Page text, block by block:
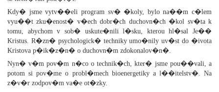
Kdy� jsme vytv��eli program sv� �koly, bylo na��m c�lem
vyu��t zku�enost� v�ech dobr�ch duchovn�ch �kol sv�ta k
tomu, abychom v sob� uskute�nili l�sku, kterou hl�sal Je��
Kristus. R�zn� psychologick� techniky umo�nily uv�st do �ivota
Kristova p�ik�z�n� o duchovn�m zdokonalov�n�.
Nyn� v�m pov�m n�co o technik�ch, kter� jsme pou��vali, a
potom si pov�me o probl�mech bioenergetiky a l��itelstv�. Na
z�v�r zodpov�m va�e ot�zky.